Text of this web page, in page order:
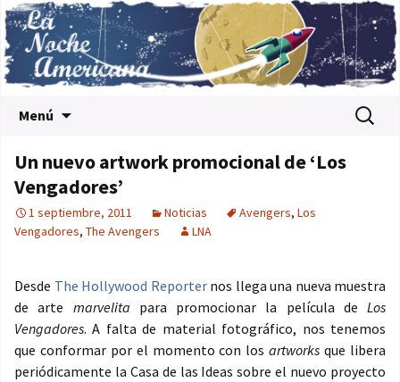
Menú Buscar:
Un nuevo artwork promocional de ‘Los
Vengadores’
1 septiembre, 2011 Noticias Avengers, Los
Vengadores, The Avengers LNA
Desde The Hollywood Reporternos llega una nueva muestra
de arte marvelita para promocionar la película de Los
Vengadores. A falta de material fotográfico, nos tenemos
que conformar por el momento con losartworksque libera
periódicamente la Casa de las Ideas sobre el nuevo proyecto